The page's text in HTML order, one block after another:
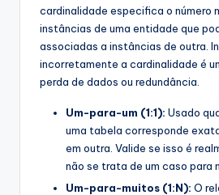
cardinalidade especifica o número
instâncias de uma entidade que
associadas a instâncias de outra.
incorretamente a cardinalidade é
perda de dados ou redundância.
Um-para-um (1:1): Usado
uma tabela corresponde
em outra. Valide se isso é
não se trata de um caso para
Um-para-muitos (1:N): O